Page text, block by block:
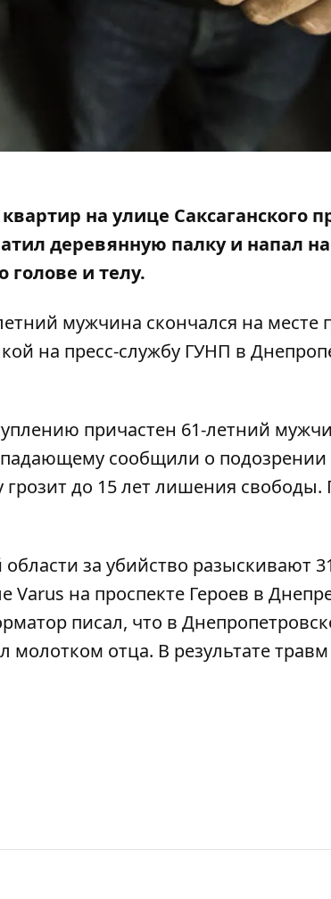
на улице Саксаганского
деревянную палкуи напал
и телу.
мужчина скончался на
на пресс-службу ГУНП в
причастен 61-летний
сообщили о подозрении
до 15 лет лишения свободы.
за убийство разыскивают
Varus на проспекте Героев в
писал, что в
молотком отца. В результате